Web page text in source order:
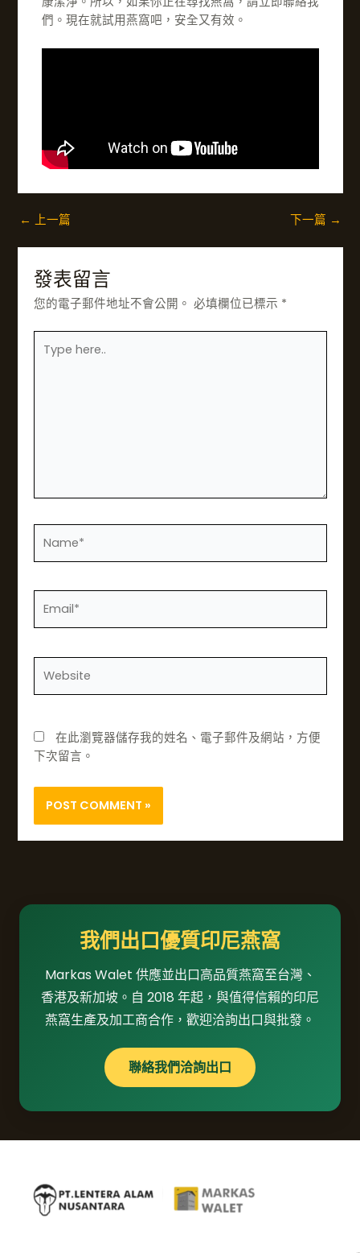
們。現在就試用燕窩吧，安全又有效。
← 上一篇 下一篇 →
發表留言
您的電子郵件地址不會公開。 必填欄位已標示 *
名
子
件
在此瀏覽器儲存我的姓名、電子郵件及網站，方便
下次留言。
我們出口優質印尼燕窩
Markas Walet 供應並出口高品質燕窩至台灣、
香港及新加坡。自 2018 年起，與值得信賴的印尼
燕窩生產及加工商合作，歡迎洽詢出口與批發。
聯絡我們洽詢出口